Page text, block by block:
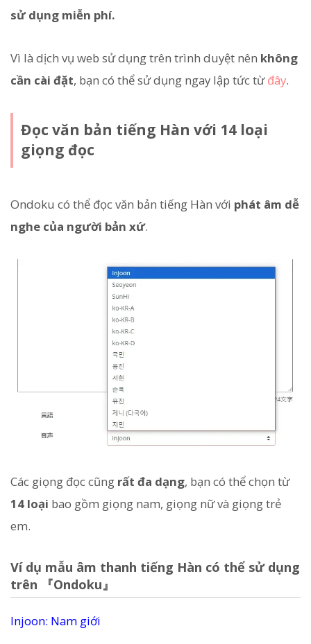
sử dụng miễn phí.
Vì là dịch vụ web sử dụng trên trình duyệt nên không
cần cài đặt, bạn có thể sử dụng ngay lập tức từđây.
Đọc văn bản tiếng Hàn với 14 loại
giọng đọc
Ondoku có thể đọc văn bản tiếng Hàn với phát âm dễ
nghe của người bản xứ.
Các giọng đọc cũng rất đa dạng, bạn có thể chọn từ
14 loại bao gồm giọng nam, giọng nữ và giọng trẻ
em.
Ví dụ mẫu âm thanh tiếng Hàn có thể sử dụng
trên 『Ondoku』
Injoon: Nam giới